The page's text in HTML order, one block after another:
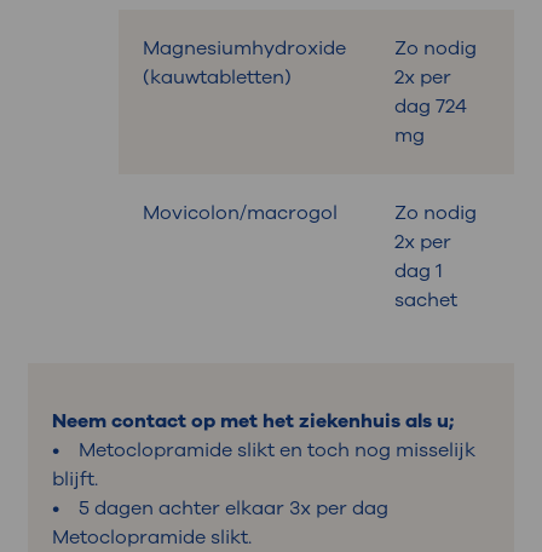
Magnesiumhydroxide
(kauwtabletten)
Zo nodig
2x per
dag 724
mg
Movicolon/macrogol
Zo nodig
2x per
dag 1
sachet
Neem contact op met het ziekenhuis als u;
• Metoclopramide slikt en toch nog misselijk
blijft.
• 5 dagen achter elkaar 3x per dag
Metoclopramide slikt.